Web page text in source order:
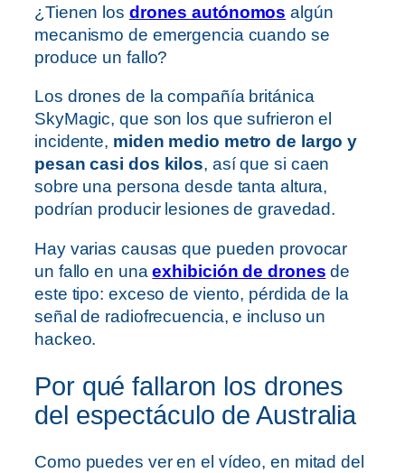
¿Tienen los drones autónomos algún
mecanismo de emergencia cuando se
produce un fallo?
Los drones de la compañía británica
SkyMagic, que son los que sufrieron el
incidente, miden medio metro de largo y
pesan casi dos kilos, así que si caen
sobre una persona desde tanta altura,
podrían producir lesiones de gravedad.
Hay varias causas que pueden provocar
un fallo en unaexhibición de drones de
este tipo: exceso de viento, pérdida de la
señal de radiofrecuencia, e incluso un
hackeo.
Por qué fallaron los drones
del espectáculo de Australia
Como puedes ver en el vídeo, en mitad del